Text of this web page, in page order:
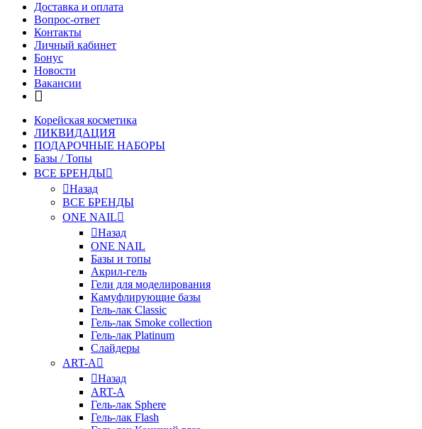
Доставка и оплата
Вопрос-ответ
Контакты
Личный кабинет
Бонус
Новости
Вакансии
Корейская косметика
ЛИКВИДАЦИЯ
ПОДАРОЧНЫЕ НАБОРЫ
Базы / Топы
ВСЕ БРЕНДЫ
Назад
ВСЕ БРЕНДЫ
ONE NAIL
Назад
ONE NAIL
Базы и топы
Акрил-гель
Гели для моделирования
Камуфлирующие базы
Гель-лак Classic
Гель-лак Smoke collection
Гель-лак Platinum
Слайдеры
ART-A
Назад
ART-A
Гель-лак Sphere
Гель-лак Flash